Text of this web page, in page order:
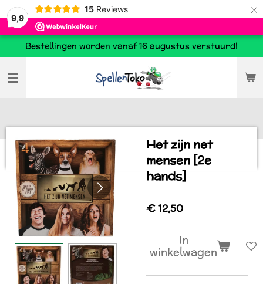
9,9
15 Reviews ×
Bestellingen worden vanaf 16 augustus verstuurd!
Het zijn net
mensen [2e
hands]
€ 12,50
In
winkelwagen